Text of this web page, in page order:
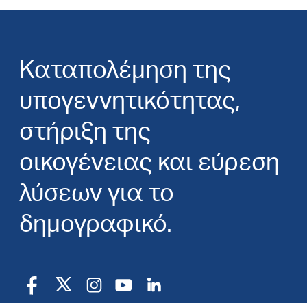
Καταπολέμηση της
υπογεννητικότητας,
στήριξη της
οικογένειας και εύρεση
λύσεων για το
δημογραφικό.